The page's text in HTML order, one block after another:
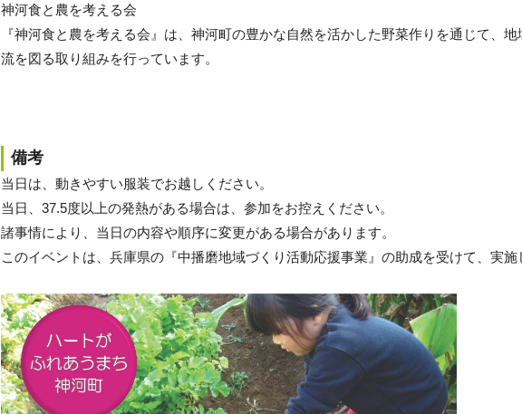
神河食と農を考える会
『神河食と農を考える会』は、神河町の豊かな自然を活かした野菜作りを通じて、
流を図る取り組みを行っています。
備考
当日は、動きやすい服装でお越しください。
当日、37.5度以上の発熱がある場合は、参加をお控えください。
諸事情により、当日の内容や順序に変更がある場合があります。
このイベントは、兵庫県の『中播磨地域づくり活動応援事業』の助成を受けて、実施